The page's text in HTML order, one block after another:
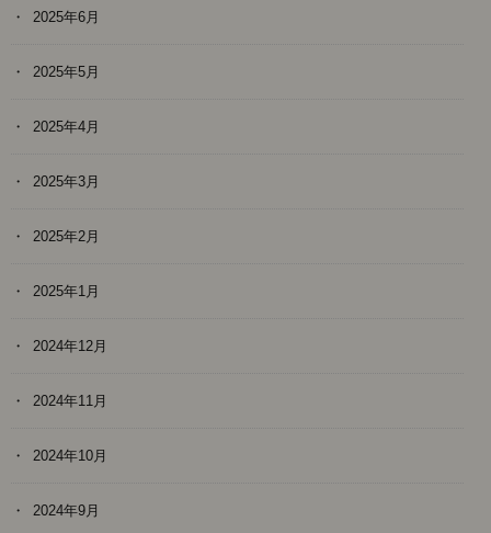
2025年6月
2025年5月
2025年4月
2025年3月
2025年2月
2025年1月
2024年12月
2024年11月
2024年10月
2024年9月